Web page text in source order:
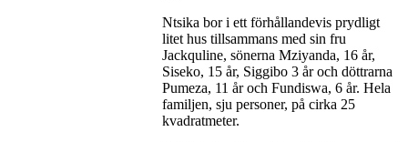
Ntsika bor i ett förhållandevis prydligt
litet hus tillsammans med sin fru
Jackquline, sönerna Mziyanda, 16 år,
Siseko, 15 år, Siggibo 3 år och döttrarna
Pumeza, 11 år och Fundiswa, 6 år. Hela
familjen, sju personer, på cirka 25
kvadratmeter.